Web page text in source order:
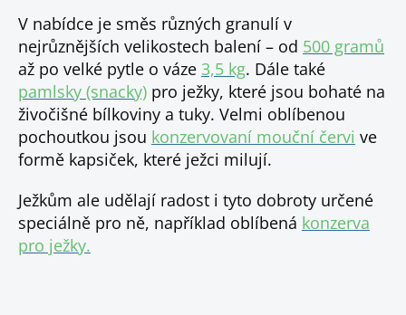
V nabídce je směs různých granulí v
nejrůznějších velikostech balení – od 500 gramů
až po velké pytle o váze 3,5 kg. Dále také
pamlsky (snacky) pro ježky, které jsou bohaté na
živočišné bílkoviny a tuky. Velmi oblíbenou
pochoutkou jsou konzervovaní mouční červi ve
formě kapsiček, které ježci milují.
Ježkům ale udělají radost i tyto dobroty určené
speciálně pro ně, například oblíbená konzerva
pro ježky.